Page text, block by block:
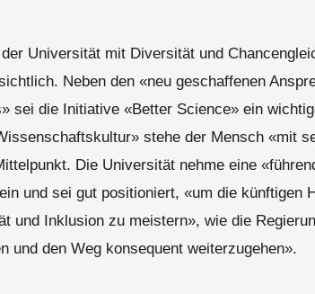
Universität mit Diversität und
Neben den «neu geschaffenen
sei die Initiative «Better Science» ein
stehe der Mensch «mit
Die Universität nehme eine
und sei gut positioniert, «um die künftigen
und Inklusion zu meistern», wie die
und den Weg konsequent weiterzugehen».